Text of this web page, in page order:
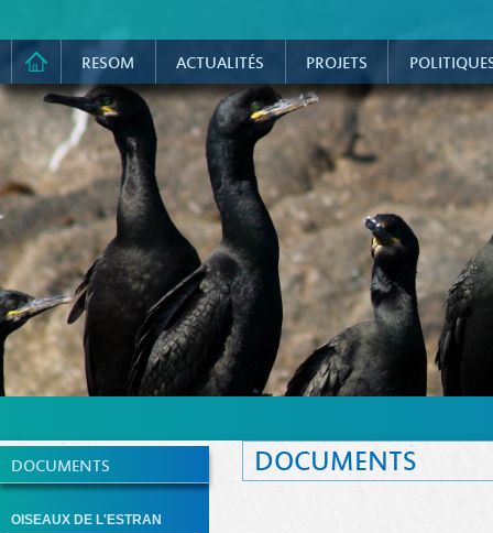
RESOM ACTUALITÉS PROJETS
DOCUMENTS
OISEAUX DE L'ESTRAN
DOCUMENTS